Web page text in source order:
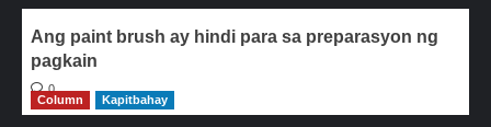
Ang paint brush ay hindi para sa preparasyon ng
pagkain
0
Column
Kapitbahay